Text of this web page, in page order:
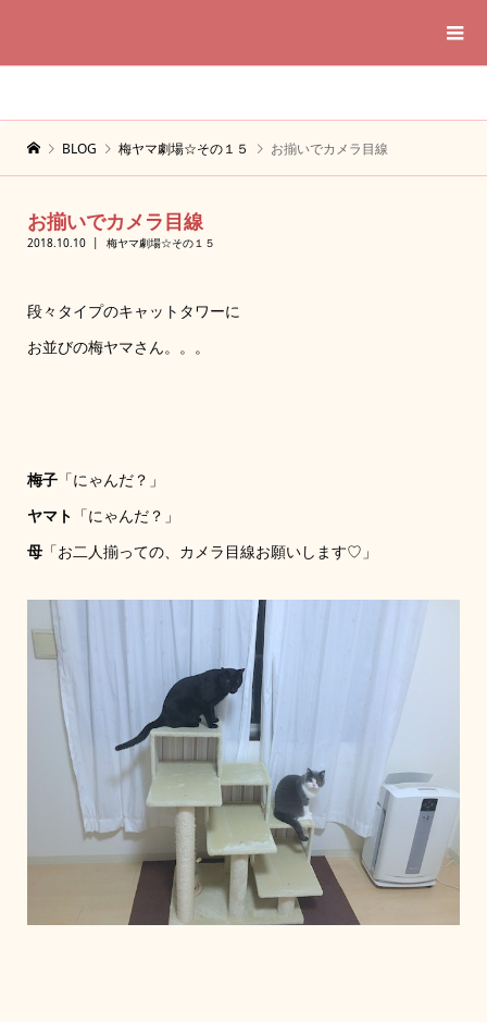
BLOG 梅ヤマ劇場☆その１５ お揃いでカメラ目線
お揃いでカメラ目線
2018.10.10 梅ヤマ劇場☆その１５
段々タイプのキャットタワーに
お並びの梅ヤマさん。。。
梅子「にゃんだ？」
ヤマト 「にゃんだ？」
母「お二人揃っての、カメラ目線お願いします♡」